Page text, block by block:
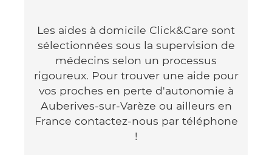
Les aides à domicile Click&Care sont
sélectionnées sous la supervision de
médecins selon un processus
rigoureux. Pour trouver une aide pour
vos proches en perte d'autonomie à
Auberives-sur-Varèze ou ailleurs en
France contactez-nous par téléphone
!